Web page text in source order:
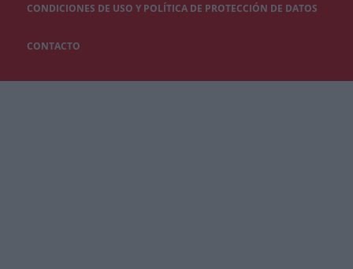
CONDICIONES DE USO Y POLÍTICA DE PROTECCIÓN DE DATOS
CONTACTO